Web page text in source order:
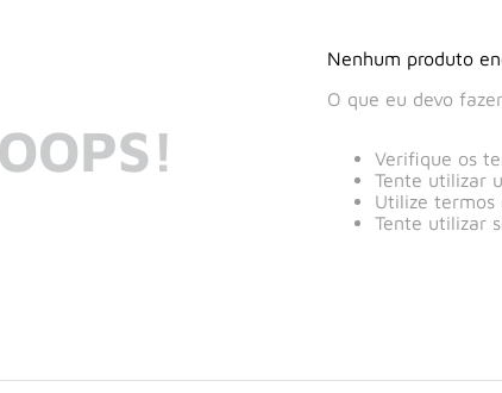
OOPS!
Nenhum produto
O que eu devo
Verifique os
Tente utilizar
Utilize termos
Tente utilizar